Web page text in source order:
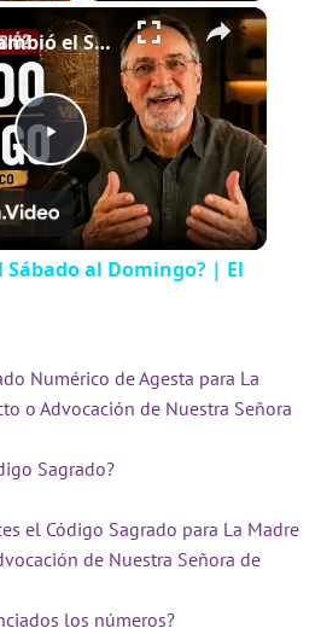
Fullscreen ×
P
y
i
¿Quién Cambió el Sábado al Domingo? | El Sábado Bíblico
Sábado al Domingo? | El
Numérico de Agesta para La
o Advocación de Nuestra Señora
Sagrado?
el Código Sagrado para La Madre
de Nuestra Señora de
los números?